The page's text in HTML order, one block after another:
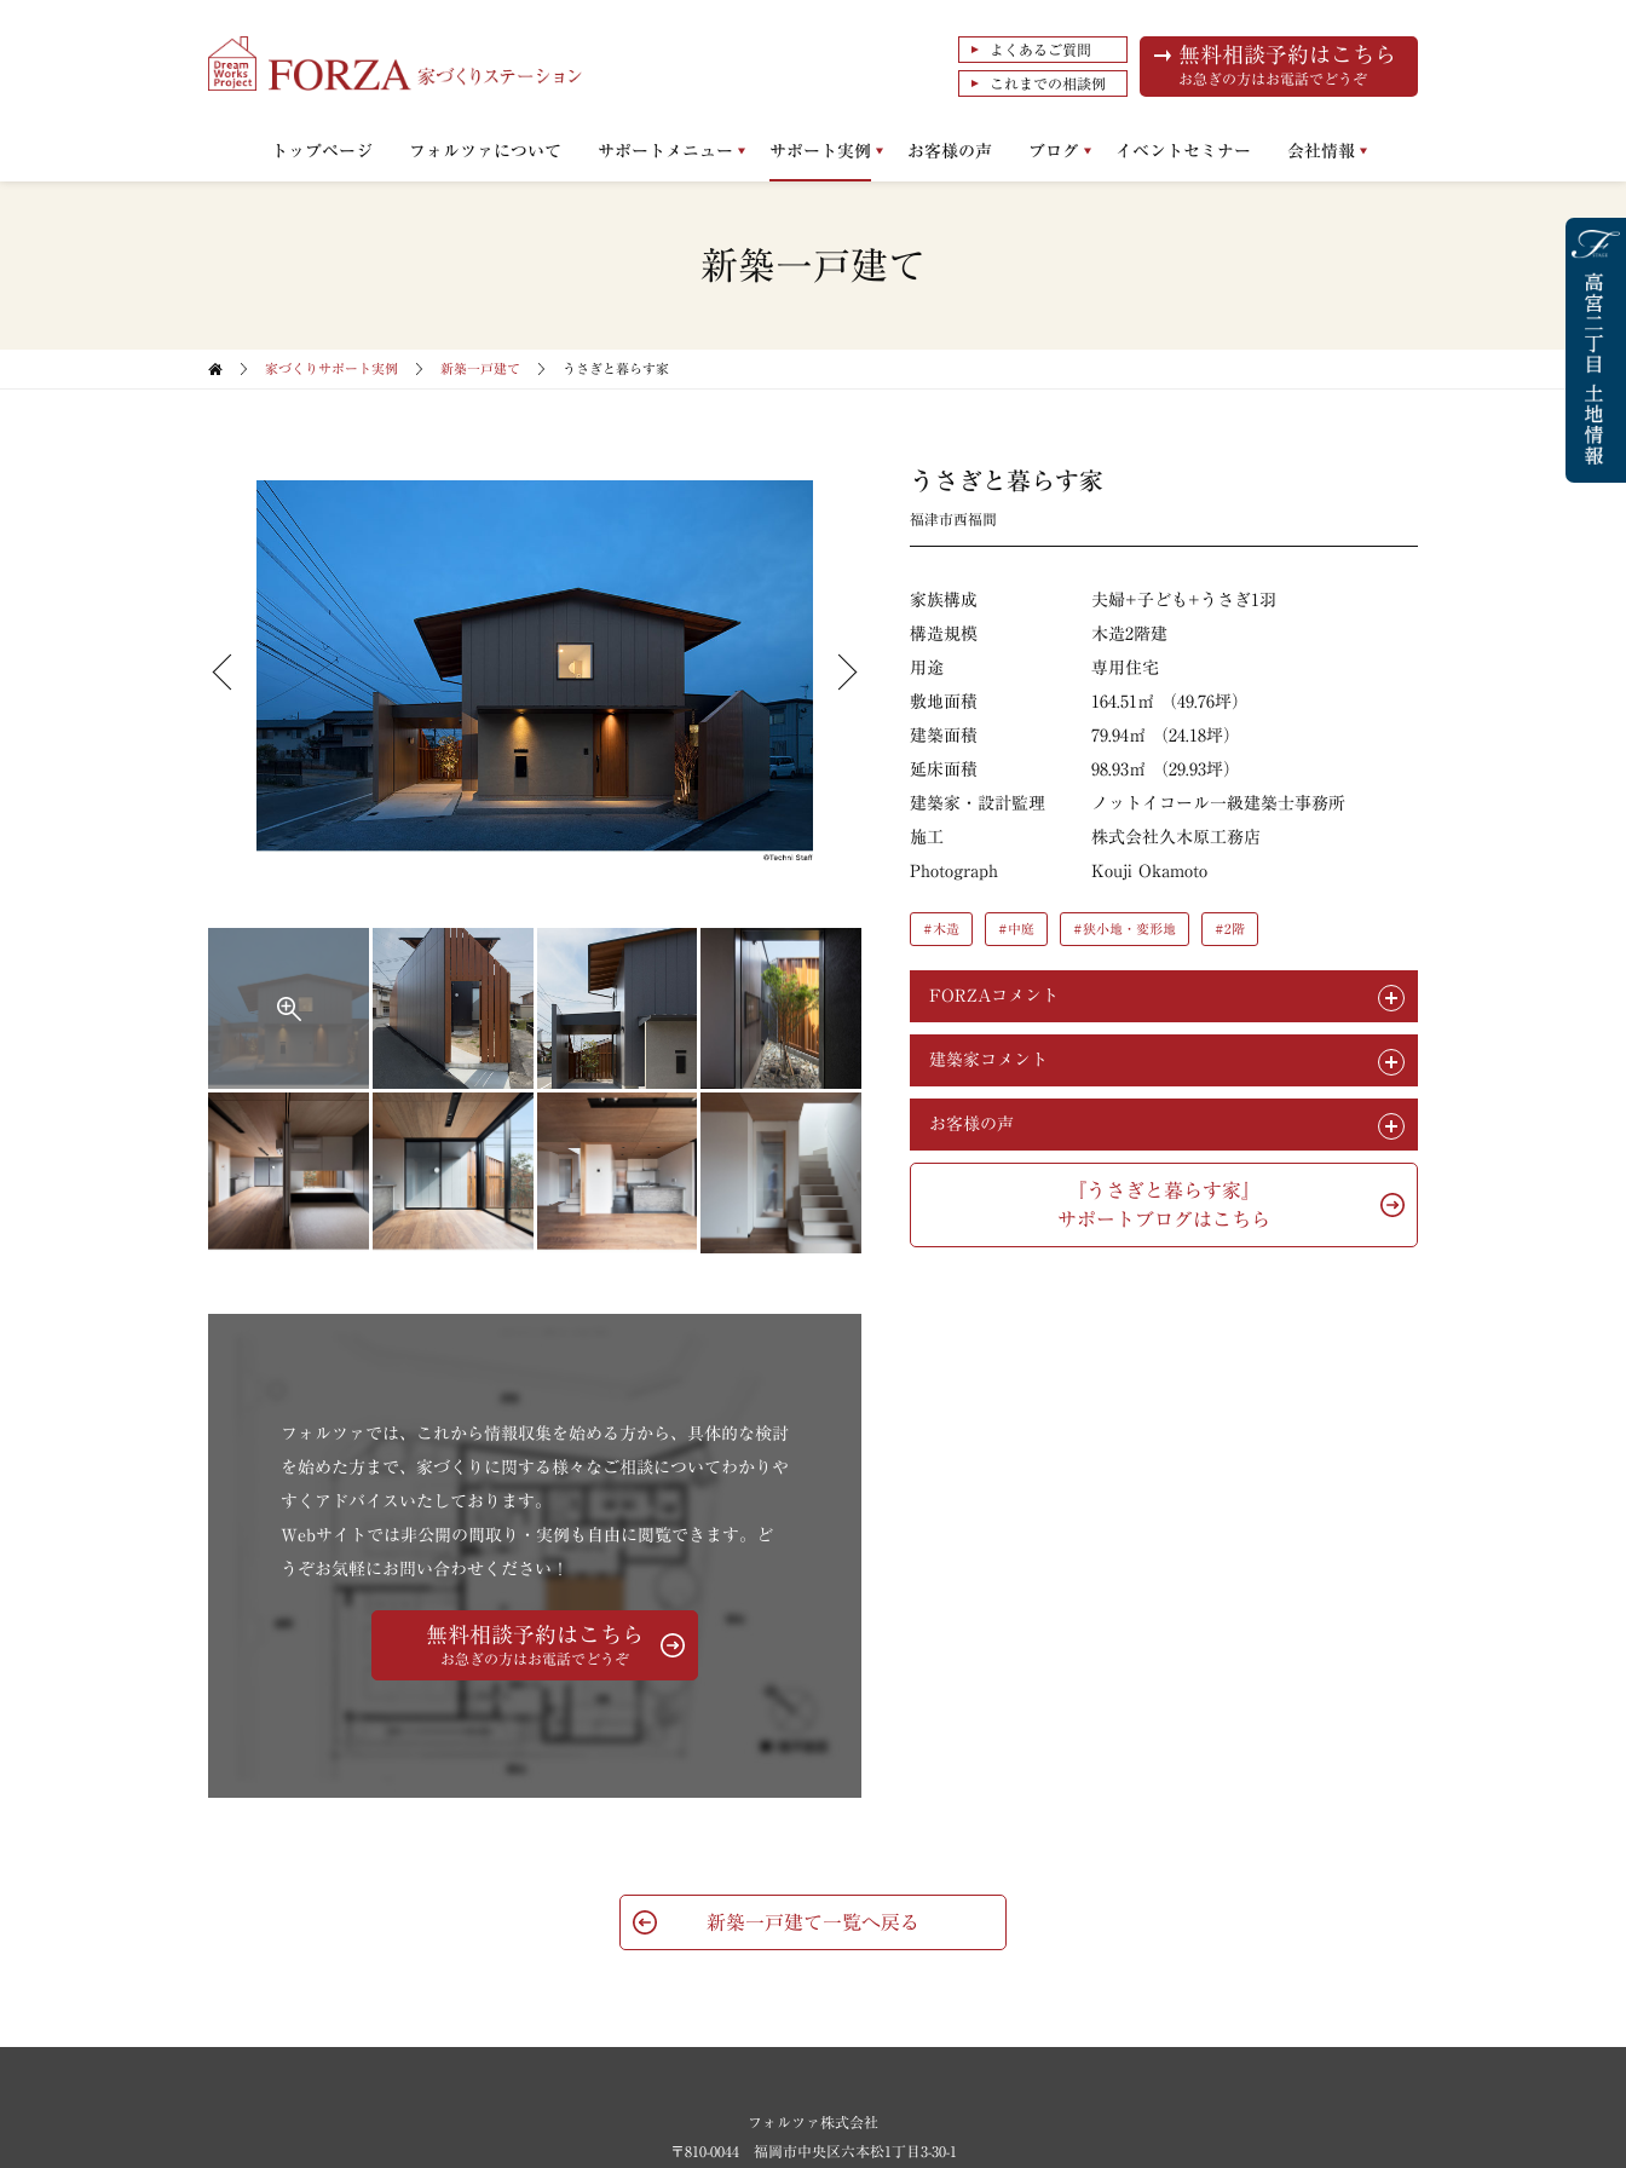
トップページ フォルツァについて サポートメニュー サポート実例 お客様の声 ブログ イベントセミナー 会社情報
よくあるご質問
これまでの相談例
無料相談予約はこちら
お急ぎの方はお電話でどうぞ
新築一戸建て
家づくりサポート実例 新築一戸建て うさぎと暮らす家
うさぎと暮らす家
福津市西福間
家族構成
夫婦+子ども+うさぎ1羽
構造規模
木造2階建
用途
専用住宅
敷地面積
164.51㎡ （49.76坪）
建築面積
79.94㎡ （24.18坪）
延床面積
98.93㎡ （29.93坪）
建築家・設計監理
ノットイコール一級建築士事務所
施工
株式会社久木原工務店
Photograph
Kouji Okamoto
#木造 #中庭 #狭小地・変形地 #2階
FORZAコメント
建築家コメント
お客様の声
『うさぎと暮らす家』
サポートブログはこちら
フォルツァでは、これから情報収集を始める方から、具体的な検討
を始めた方まで、家づくりに関する様々なご相談についてわかりや
すくアドバイスいたしております。
Webサイトでは非公開の間取り・実例も自由に閲覧できます。ど
うぞお気軽にお問い合わせください！
無料相談予約はこちら
お急ぎの方はお電話でどうぞ
新築一戸建て一覧へ戻る
フォルツァ株式会社
〒810-0044 福岡市中央区六本松1丁目3-30-1